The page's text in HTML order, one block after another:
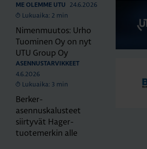
ME OLEMME UTU
24.6.2026
Lukuaika: 2 min
Nimenmuutos: Urho
Tuominen Oy on nyt
UTU Group Oy
ASENNUSTARVIKKEET
4.6.2026
Lukuaika: 3 min
Berker-
asennuskalusteet
siirtyvät Hager-
tuotemerkin alle